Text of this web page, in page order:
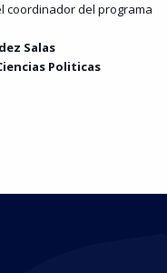
coordinador del programa
Salas
Politicas